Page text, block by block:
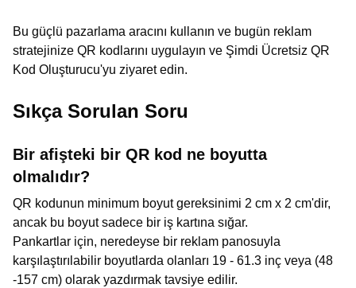
Bu güçlü pazarlama aracını kullanın ve bugün reklam
stratejinize QR kodlarını uygulayın ve Şimdi Ücretsiz QR
Kod Oluşturucu'yu ziyaret edin.
Sıkça Sorulan Soru
Bir afişteki bir QR kod ne boyutta
olmalıdır?
QR kodunun minimum boyut gereksinimi 2 cm x 2 cm'dir,
ancak bu boyut sadece bir iş kartına sığar.
Pankartlar için, neredeyse bir reklam panosuyla
karşılaştırılabilir boyutlarda olanları 19 - 61.3 inç veya (48
-157 cm) olarak yazdırmak tavsiye edilir.